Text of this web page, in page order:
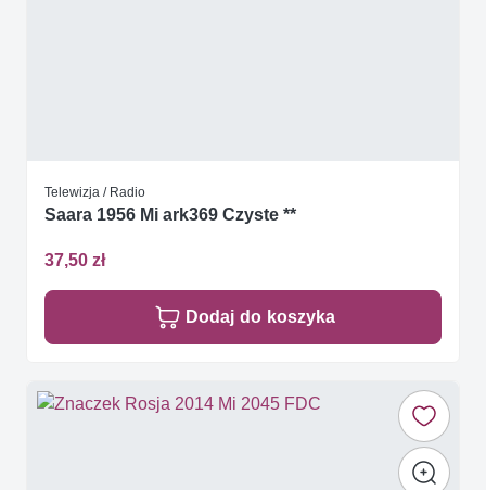
Telewizja / Radio
Saara 1956 Mi ark369 Czyste **
37,50 zł
Dodaj do koszyka